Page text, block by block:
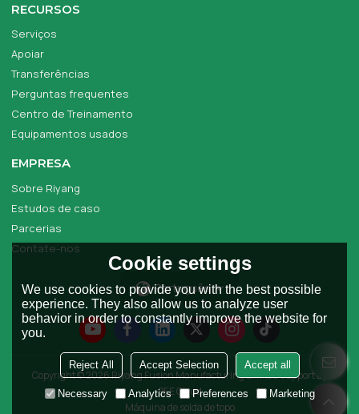
RECURSOS
Serviços
Apoiar
Transferências
Perguntas frequentes
Centro de Treinamento
Equipamentos usados
EMPRESA
Sobre Riyang
Estudos de caso
Parcerias
Contate-nos
Português
Copyright © 2026Riyang Fusion Manufacturing LimitedSupport By
BEE Cloud
Máquina de solda de topo
Cookie settings
We use cookies to provide you with the best possible
experience. They also allow us to analyze user
behavior in order to constantly improve the website for
you.
Reject All Accept Selection Accept all
Necessary Analytics Preferences Marketing